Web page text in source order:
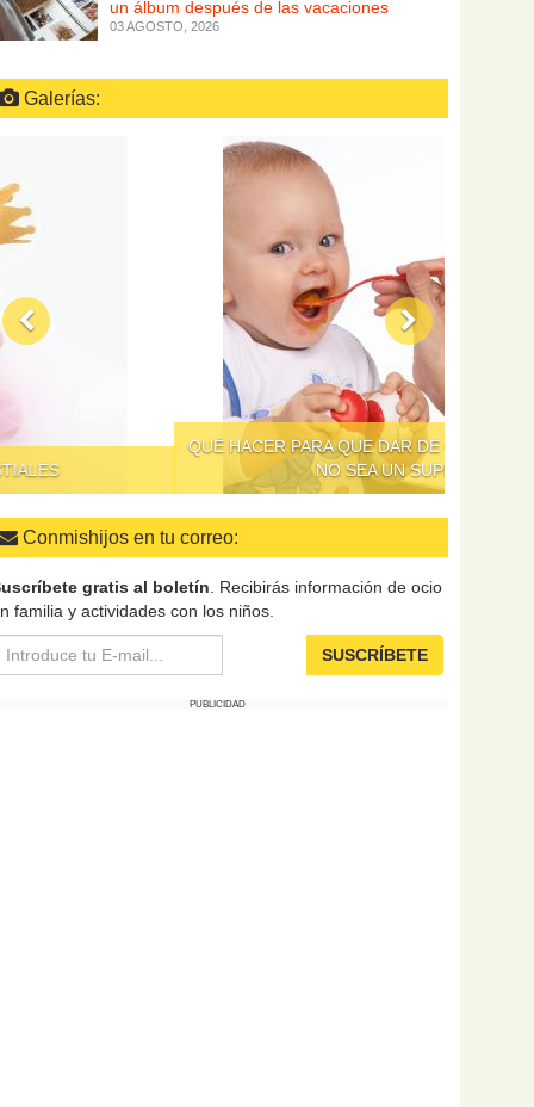
un álbum después de las vacaciones
03 AGOSTO, 2026
Galerías:
QUÉ HACER PARA QUE DAR DE COMER A LOS NIÑOS
NO SEA UN SUPLICIO
Conmishijos en tu correo:
gratis al boletín . Recibirás información de ocio
familia y actividades con los niños.
SUSCRÍBETE
PUBLICIDAD